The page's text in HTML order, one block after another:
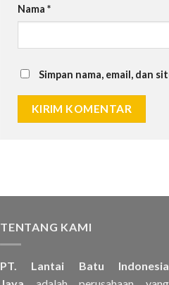
Nama *
Simpan nama, email, dan
TENTANG KAMI
PT. Lantai Batu Indonesia